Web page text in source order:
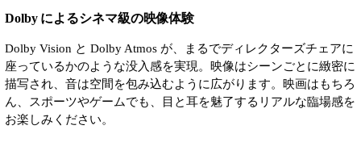
Dolby によるシネマ級の映像体験
Dolby Vision と Dolby Atmos が、まるでディレクターズチェアに
座っているかのような没入感を実現。映像はシーンごとに緻密に
描写され、音は空間を包み込むように広がります。映画はもちろ
ん、スポーツやゲームでも、目と耳を魅了するリアルな臨場感を
お楽しみください。